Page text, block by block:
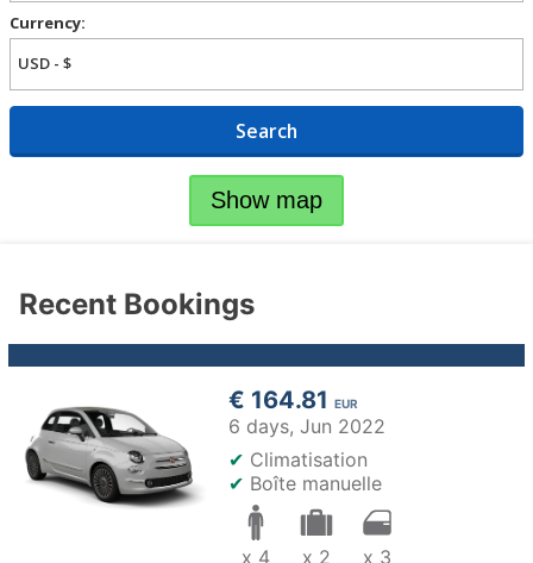
Currency:
Search
Show map
Recent Bookings
€ 164.81 EUR
6 days, Jun 2022
✔ Climatisation
✔ Boîte manuelle
x 4 x 2 x 3